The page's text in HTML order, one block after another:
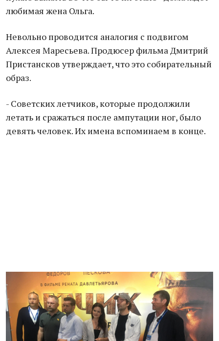
любимая жена Ольга.
Невольно проводится аналогия с подвигом
Алексея Маресьева. Продюсер фильма Дмитрий
Пристансков утверждает, что это собирательный
образ.
- Советских летчиков, которые продолжили
летать и сражаться после ампутации ног, было
девять человек. Их имена вспоминаем в конце.